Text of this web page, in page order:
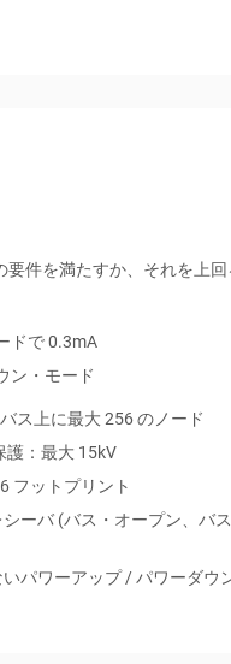
要件を満たすか、それを上
ドで 0.3mA
ン・モード
ス上に最大 256 のノード
護：最大 15kV
フットプリント
ーバ (バス・オープン、バス
パワーアップ / パワーダウ